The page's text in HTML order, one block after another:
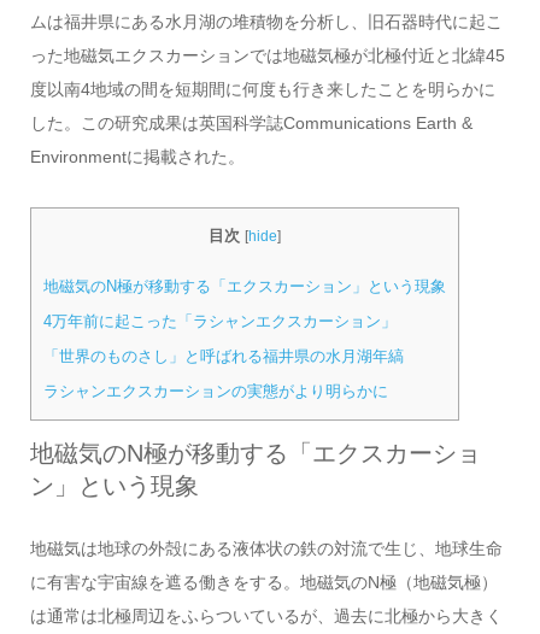
ムは福井県にある水月湖の堆積物を分析し、旧石器時代に起こ
った地磁気エクスカーションでは地磁気極が北極付近と北緯45
度以南4地域の間を短期間に何度も行き来したことを明らかに
した。この研究成果は英国科学誌Communications Earth &
Environmentに掲載された。
目次 [hide]
地磁気のN極が移動する「エクスカーション」という現象
4万年前に起こった「ラシャンエクスカーション」
「世界のものさし」と呼ばれる福井県の水月湖年縞
ラシャンエクスカーションの実態がより明らかに
地磁気のN極が移動する「エクスカーショ
ン」という現象
地磁気は地球の外殻にある液体状の鉄の対流で生じ、地球生命
に有害な宇宙線を遮る働きをする。地磁気のN極（地磁気極）
は通常は北極周辺をふらついているが、過去に北極から大きく